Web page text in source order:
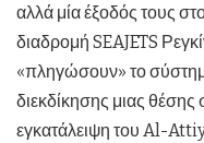
αλλά μία έξοδός τους
διαδρομή SEAJETS
«πληγώσουν» το
διεκδίκησης μιας
εγκατάλειψη του Al-